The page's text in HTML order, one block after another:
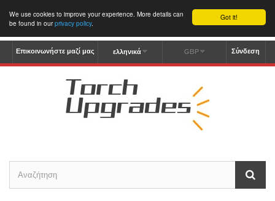
Got it!
We use cookies to improve your experience. More details can
be found in ourprivacy policy.
Σύνδεση
GBP
ελληνικά
Επικοινωνήστε μαζί μας